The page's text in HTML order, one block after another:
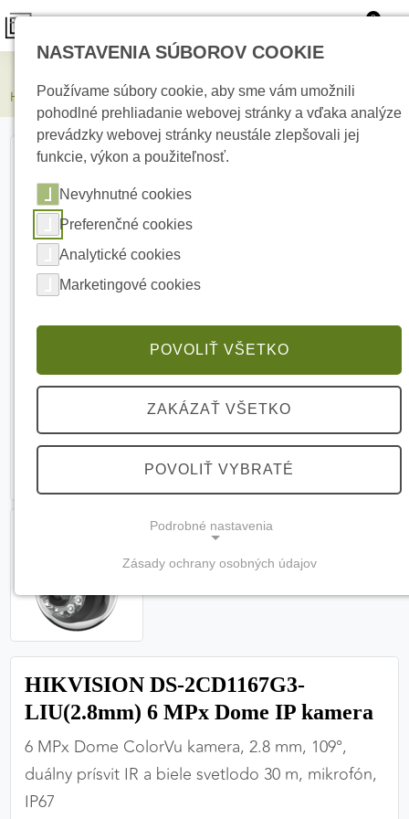
0
HIKVISION DS-2CD1167G3-LIU(2.8mm) 6 MPx Dome IP kamera
HIKVISION DS-2CD1167G3-
LIU(2.8mm) 6 MPx Dome IP kamera
6 MPx Dome ColorVu kamera, 2.8 mm, 109°,
duálny prísvit IR a biele svetlodo 30 m, mikrofón,
IP67
NASTAVENIA SÚBOROV COOKIE
Používame súbory cookie, aby sme vám umožnili
pohodlné prehliadanie webovej stránky a vďaka analýze
prevádzky webovej stránky neustále zlepšovali jej
funkcie, výkon a použiteľnosť.
Nevyhnutné cookies
Preferenčné cookies
Analytické cookies
Marketingové cookies
POVOLIŤ VŠETKO
ZAKÁZAŤ VŠETKO
POVOLIŤ VYBRATÉ
Podrobné nastavenia
(vždy aktívne, nemožno vypnúť)
Tieto cookies sú potrebné na správne fungovanie
zabezpečiť jej plnú funkčnosť.
Zásady ochrany osobných údajov